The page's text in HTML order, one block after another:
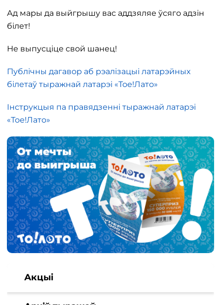
Ад мары да выйгрышу вас аддзяляе ўсяго адзін
білет!
Не выпусціце свой шанец!
Публічны дагавор аб рэалізацыі латарэйных
білетаў тыражнай латарэі «Тое!Лато»
Інструкцыя па правядзенні тыражнай латарэі
«Тое!Лато»
Акцыі